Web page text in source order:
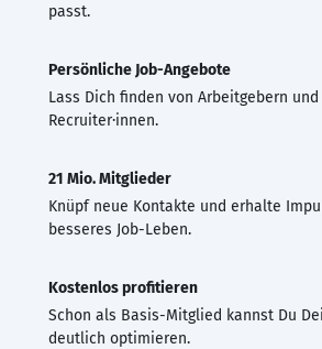
passt.
Persönliche Job-Angebote
Lass Dich finden von Arbeitgebern und
Recruiter·innen.
21 Mio. Mitglieder
Knüpf neue Kontakte und erhalte
besseres Job-Leben.
Kostenlos profitieren
Schon als Basis-Mitglied kannst Du
deutlich optimieren.